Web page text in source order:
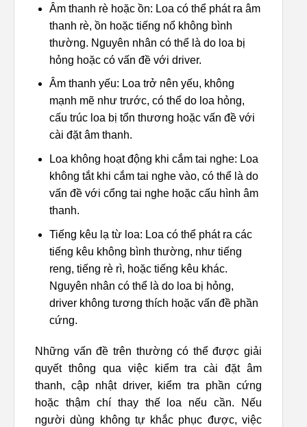
Âm thanh rè hoặc ồn: Loa có thể phát ra âm
thanh rè, ồn hoặc tiếng nổ không bình
thường. Nguyên nhân có thể là do loa bị
hỏng hoặc có vấn đề với driver.
Âm thanh yếu: Loa trở nên yếu, không
mạnh mẽ như trước, có thể do loa hỏng,
cấu trúc loa bị tổn thương hoặc vấn đề với
cài đặt âm thanh.
Loa không hoạt động khi cắm tai nghe: Loa
không tắt khi cắm tai nghe vào, có thể là do
vấn đề với cổng tai nghe hoặc cấu hình âm
thanh.
Tiếng kêu lạ từ loa: Loa có thể phát ra các
tiếng kêu không bình thường, như tiếng
reng, tiếng rè rì, hoặc tiếng kêu khác.
Nguyên nhân có thể là do loa bị hỏng,
driver không tương thích hoặc vấn đề phần
cứng.
Những vấn đề trên thường có thể được giải
quyết thông qua việc kiểm tra cài đặt âm
thanh, cập nhật driver, kiểm tra phần cứng
hoặc thậm chí thay thế loa nếu cần. Nếu
người dùng không tự khắc phục được, việc